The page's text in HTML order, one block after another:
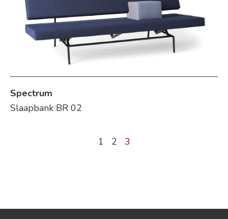
Spectrum
Slaapbank BR 02
1 2 3